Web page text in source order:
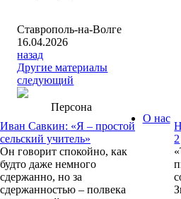
Ставрополь-на-Волге
16.04.2026
назад
Другие материалы
следующий
Персона
Иван Савкин: «Я – простой
сельский учитель»
Он говорит спокойно, как
будто даже немного
сдержанно, но за
сдержанностью – полвека
2
О нас